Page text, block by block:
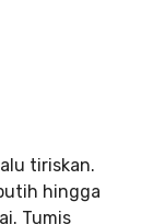
tiriskan.
hingga
Tumis